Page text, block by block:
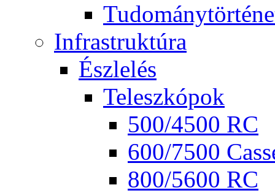
Inf­ra­struk­tú­ra
Ész­le­lés
Te­lesz­kó­pok
500/4500 RC
600/7500
800/5600 RC